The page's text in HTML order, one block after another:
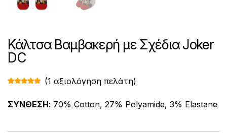
Κάλτσα Βαμβακερή με Σχέδια Joker
DC
5.00από 5
με βάση
(1 αξιολόγηση πελάτη)
ΣΥΝΘΕΣΗ: 70% Cotton, 27% Polyamide, 3% Elastane